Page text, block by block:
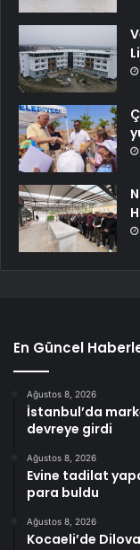
En Güncel
Ağustos 8, 2026
İstanbul’da
devreye girdi
Ağustos 8, 2026
Evine tadilat
para buldu
Ağustos 8, 2026
Kocaeli’de